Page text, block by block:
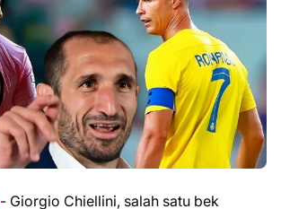
- Giorgio Chiellini, salah satu bek